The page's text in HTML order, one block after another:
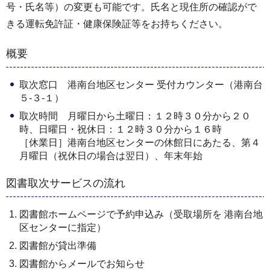
号・氏名等）の変更も可能です。氏名と現住所の確認がで
きる運転免許証・健康保険証等をお持ちください。
概要
取次窓口 港南台地区センター 受付カウンター（港南台
５-３-１）
取次時間 月曜日から土曜日：１２時３０分から２０
時、日曜日・祝休日：１２時３０分から１６時
［休業日］港南台地区センターの休館日にあたる、第４
月曜日（祝休日の場合は翌日）、年末年始
図書取次サービスの流れ
図書館ホームページで予約申込み（受取場所を 港南台地
区センターに指定）
図書館が貸出準備
図書館からメールでお知らせ